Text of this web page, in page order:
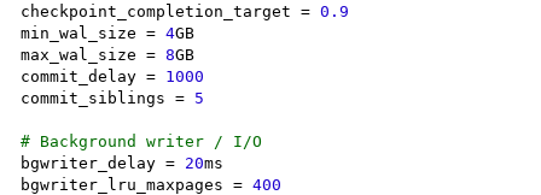
checkpoint_completion_target = 0.9
min_wal_size = 4GB
max_wal_size = 8GB
commit_delay = 1000
commit_siblings = 5
# Background writer / I/O
bgwriter_delay = 20ms
bgwriter_lru_maxpages = 400